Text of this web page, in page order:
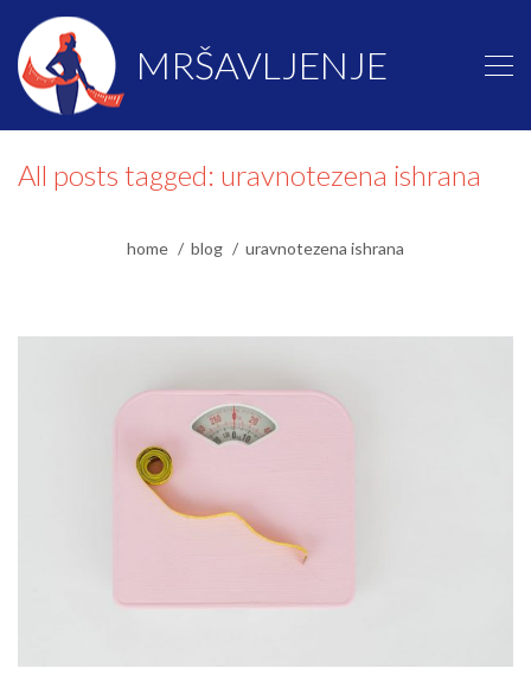
MRŠAVLJENJE
All posts tagged: uravnotezena ishrana
home blog uravnotezena ishrana